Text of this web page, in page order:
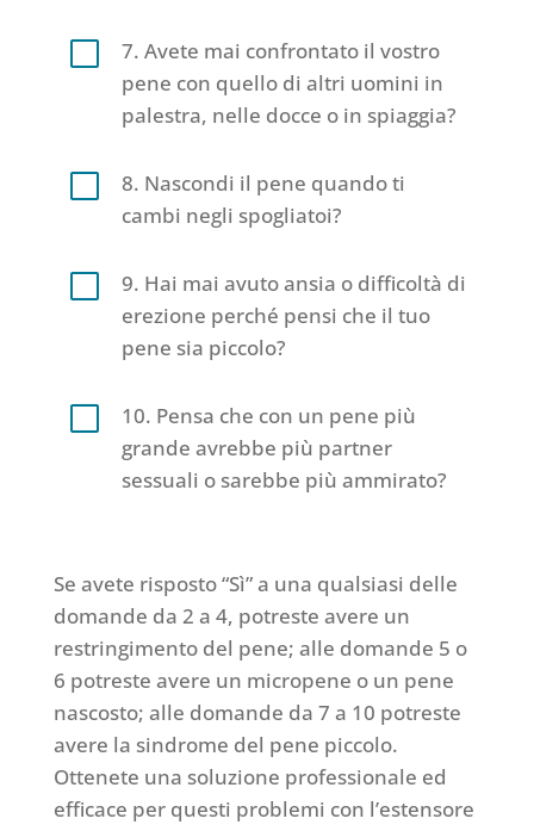
V
7. Avete mai confrontato il vostro
pene con quello di altri uomini in
palestra, nelle docce o in spiaggia?
V
8. Nascondi il pene quando ti
cambi negli spogliatoi?
V
9. Hai mai avuto ansia o difficoltà di
erezione perché pensi che il tuo
pene sia piccolo?
V
10. Pensa che con un pene più
grande avrebbe più partner
sessuali o sarebbe più ammirato?
Se avete risposto “Sì” a una qualsiasi delle
domande da 2 a 4, potreste avere un
restringimento del pene; alle domande 5 o
6 potreste avere un micropene o un pene
nascosto; alle domande da 7 a 10 potreste
avere la sindrome del pene piccolo.
Ottenete una soluzione professionale ed
efficace per questi problemi con l’estensore